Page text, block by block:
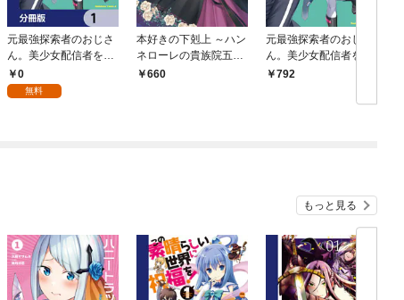
元最強探索者のおじさ
ん。美少女配信者を助
けて大バズりしてしま
った。【分冊版】 1
0
無料
本好きの下剋上 ～ハン
ネローレの貴族院五年
生～ 「恋してみたいお
660
元最強探索者のおじさ
ん。美少女配信者を助
けて大バズりしてしま
792
もっと見る